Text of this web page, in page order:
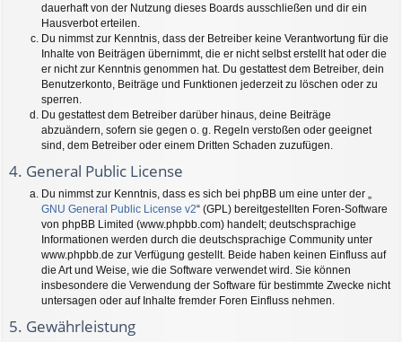
dauerhaft von der Nutzung dieses Boards ausschließen und dir ein
Hausverbot erteilen.
Du nimmst zur Kenntnis, dass der Betreiber keine Verantwortung für die
Inhalte von Beiträgen übernimmt, die er nicht selbst erstellt hat oder die
er nicht zur Kenntnis genommen hat. Du gestattest dem Betreiber, dein
Benutzerkonto, Beiträge und Funktionen jederzeit zu löschen oder zu
sperren.
Du gestattest dem Betreiber darüber hinaus, deine Beiträge
abzuändern, sofern sie gegen o. g. Regeln verstoßen oder geeignet
sind, dem Betreiber oder einem Dritten Schaden zuzufügen.
4. General Public License
Du nimmst zur Kenntnis, dass es sich bei phpBB um eine unter der „
GNU General Public License v2“ (GPL) bereitgestellten Foren-Software
von phpBB Limited (www.phpbb.com) handelt; deutschsprachige
Informationen werden durch die deutschsprachige Community unter
www.phpbb.de zur Verfügung gestellt. Beide haben keinen Einfluss auf
die Art und Weise, wie die Software verwendet wird. Sie können
insbesondere die Verwendung der Software für bestimmte Zwecke nicht
untersagen oder auf Inhalte fremder Foren Einfluss nehmen.
5. Gewährleistung